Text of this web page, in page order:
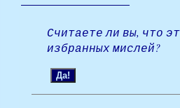
Считаете ли вы, что
избранных мислей?